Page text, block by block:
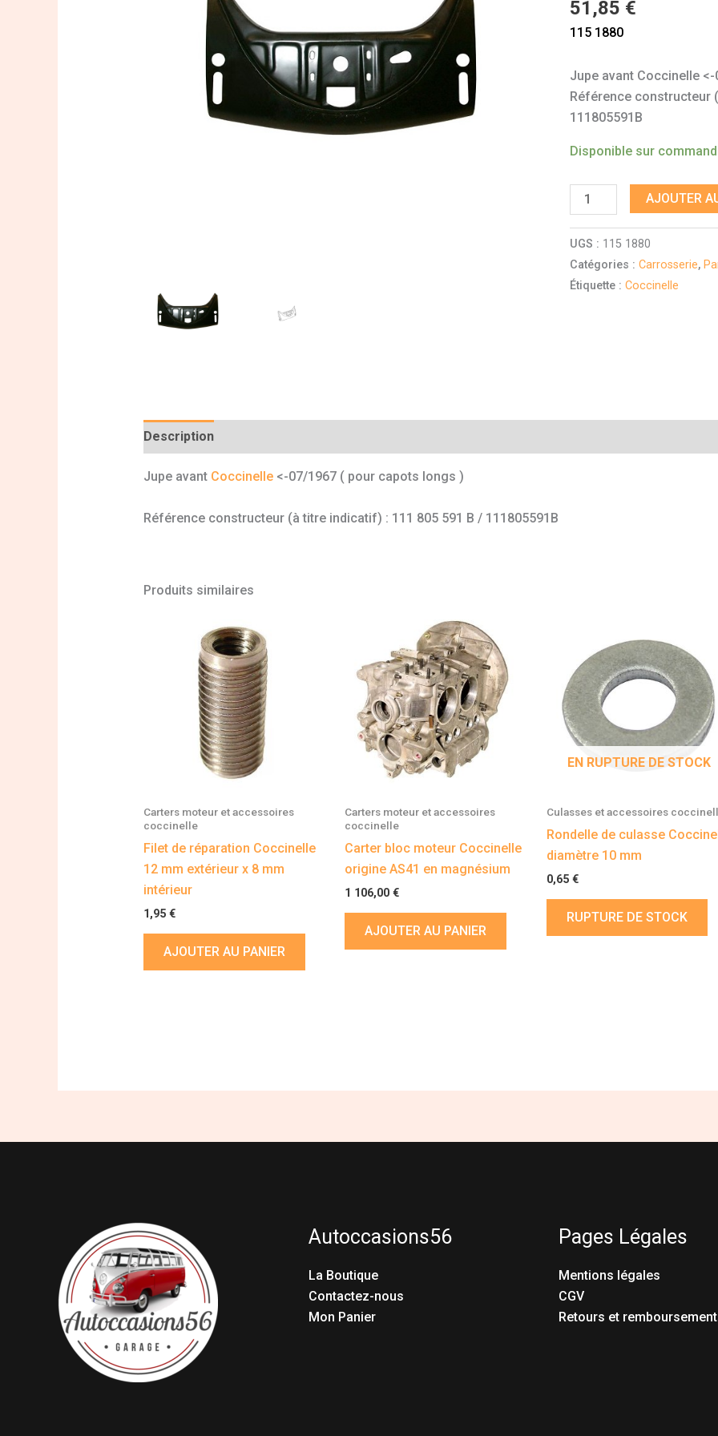
51,85 €
115 1880
Jupe avant Coccinelle
Référence constructeur
111805591B
Disponible sur
AJOUTER
UGS : 115 1880
Catégories :Carrosserie,
Étiquette :Coccinelle
Description
Jupe avant Coccinelle<-07/1967 ( pour capots longs )
Référence constructeur (à titre indicatif) : 111 805 591 B / 111805591B
Produits similaires
Carters moteur et accessoires
coccinelle
Filet de réparation Coccinelle
12 mm extérieur x 8 mm
intérieur
1,95 €
AJOUTER AU PANIER
Carters moteur et accessoires
coccinelle
Carter bloc moteur Coccinelle
origine AS41 en magnésium
1 106,00€
AJOUTER AU PANIER
EN RUPTURE DE STOCK
Culasses et accessoires
Rondelle de culasse
diamètre 10 mm
0,65 €
RUPTURE DE STOCK
Autoccasions56
La Boutique
Contactez-nous
Mon Panier
Pages Légales
Mentions légales
CGV
Retours et